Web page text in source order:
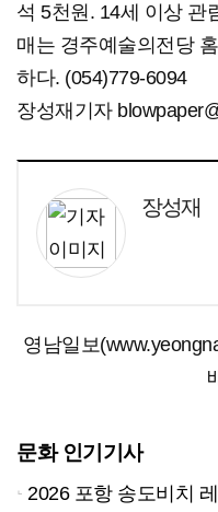
석 5천원. 14세 이상 관
매는 경주예술의전당
하다. (054)779-6094
장성재기자
장성재
영남일보
문화 인기기사
2026 포항 송도비치 레트로 페스